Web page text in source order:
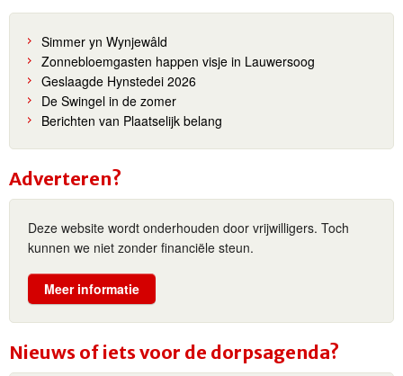
Simmer yn Wynjewâld
Zonnebloemgasten happen visje in Lauwersoog
Geslaagde Hynstedei 2026
De Swingel in de zomer
Berichten van Plaatselijk belang
Adverteren?
Deze website wordt onderhouden door vrijwilligers. Toch
kunnen we niet zonder financiële steun.
Meer informatie
Nieuws of iets voor de dorpsagenda?